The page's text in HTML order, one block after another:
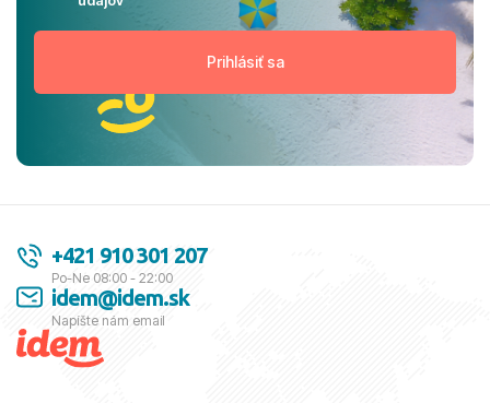
+421 910 301 207
Po-Ne 08:00 - 22:00
idem@idem.sk
Napíšte nám email